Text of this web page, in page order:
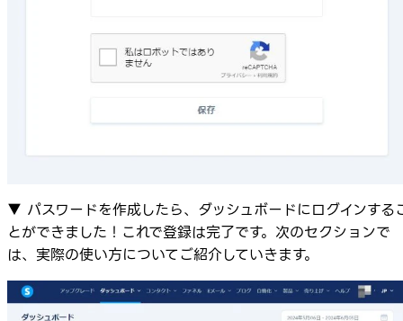
▼ パスワードを作成したら、ダッシュボードにログインする
とができました！これで登録は完了です。次のセクションで
は、実際の使い方についてご紹介していきます。